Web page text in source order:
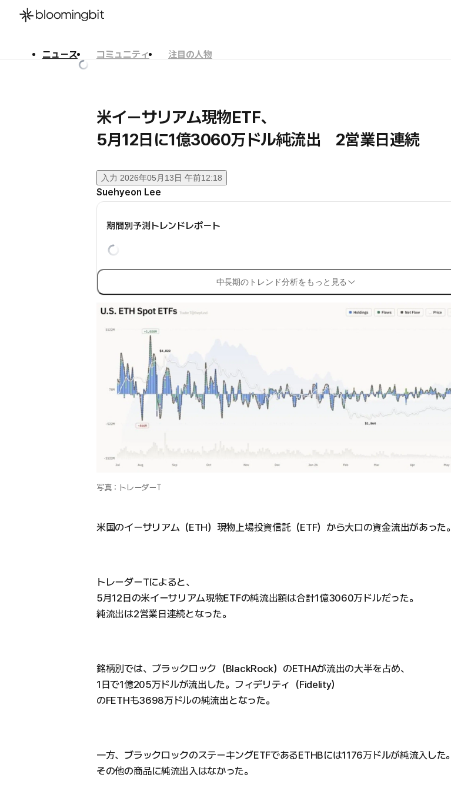
ニュース コミュニティ
注目の人物
米イーサリアム現物ETF、
5月12日に1億3060万ドル純流出 2営業日連続
入力 2026年05月13日 午前12:18
Suehyeon Lee
期間別予測トレンドレポート
中長期のトレンド分析をもっと見る
写真：トレーダーT
米国のイーサリアム（ETH）現物上場投資信託（ETF）から大口の資金流出があった。
トレーダーTによると、
5月12日の米イーサリアム現物ETFの純流出額は合計1億3060万ドルだった。
純流出は2営業日連続となった。
銘柄別では、ブラックロック（BlackRock）のETHAが流出の大半を占め、
1日で1億205万ドルが流出した。フィデリティ（Fidelity）
のFETHも3698万ドルの純流出となった。
一方、ブラックロックのステーキングETFであるETHBには1176万ドルが純流入した。
その他の商品に純流出入はなかった。